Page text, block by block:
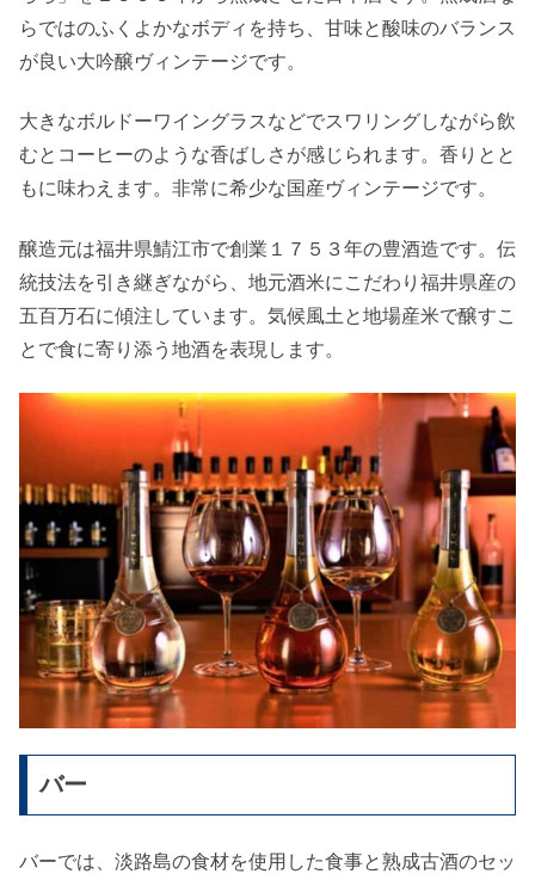
らではのふくよかなボディを持ち、甘味と酸味のバランス
が良い大吟醸ヴィンテージです。
大きなボルドーワイングラスなどでスワリングしながら飲
むとコーヒーのような香ばしさが感じられます。香りとと
もに味わえます。非常に希少な国産ヴィンテージです。
醸造元は福井県鯖江市で創業１７５３年の豊酒造です。伝
統技法を引き継ぎながら、地元酒米にこだわり福井県産の
五百万石に傾注しています。気候風土と地場産米で醸すこ
とで食に寄り添う地酒を表現します。
バー
バーでは、淡路島の食材を使用した食事と熟成古酒のセッ